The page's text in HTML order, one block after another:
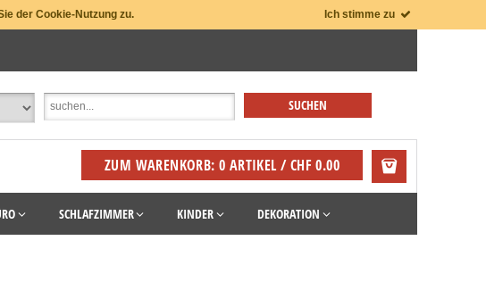
der Cookie-Nutzung zu. Ich stimme zu
ZUM WARENKORB: 0 ARTIKEL / CHF 0.00
SCHLAFZIMMER KINDER DEKORATION